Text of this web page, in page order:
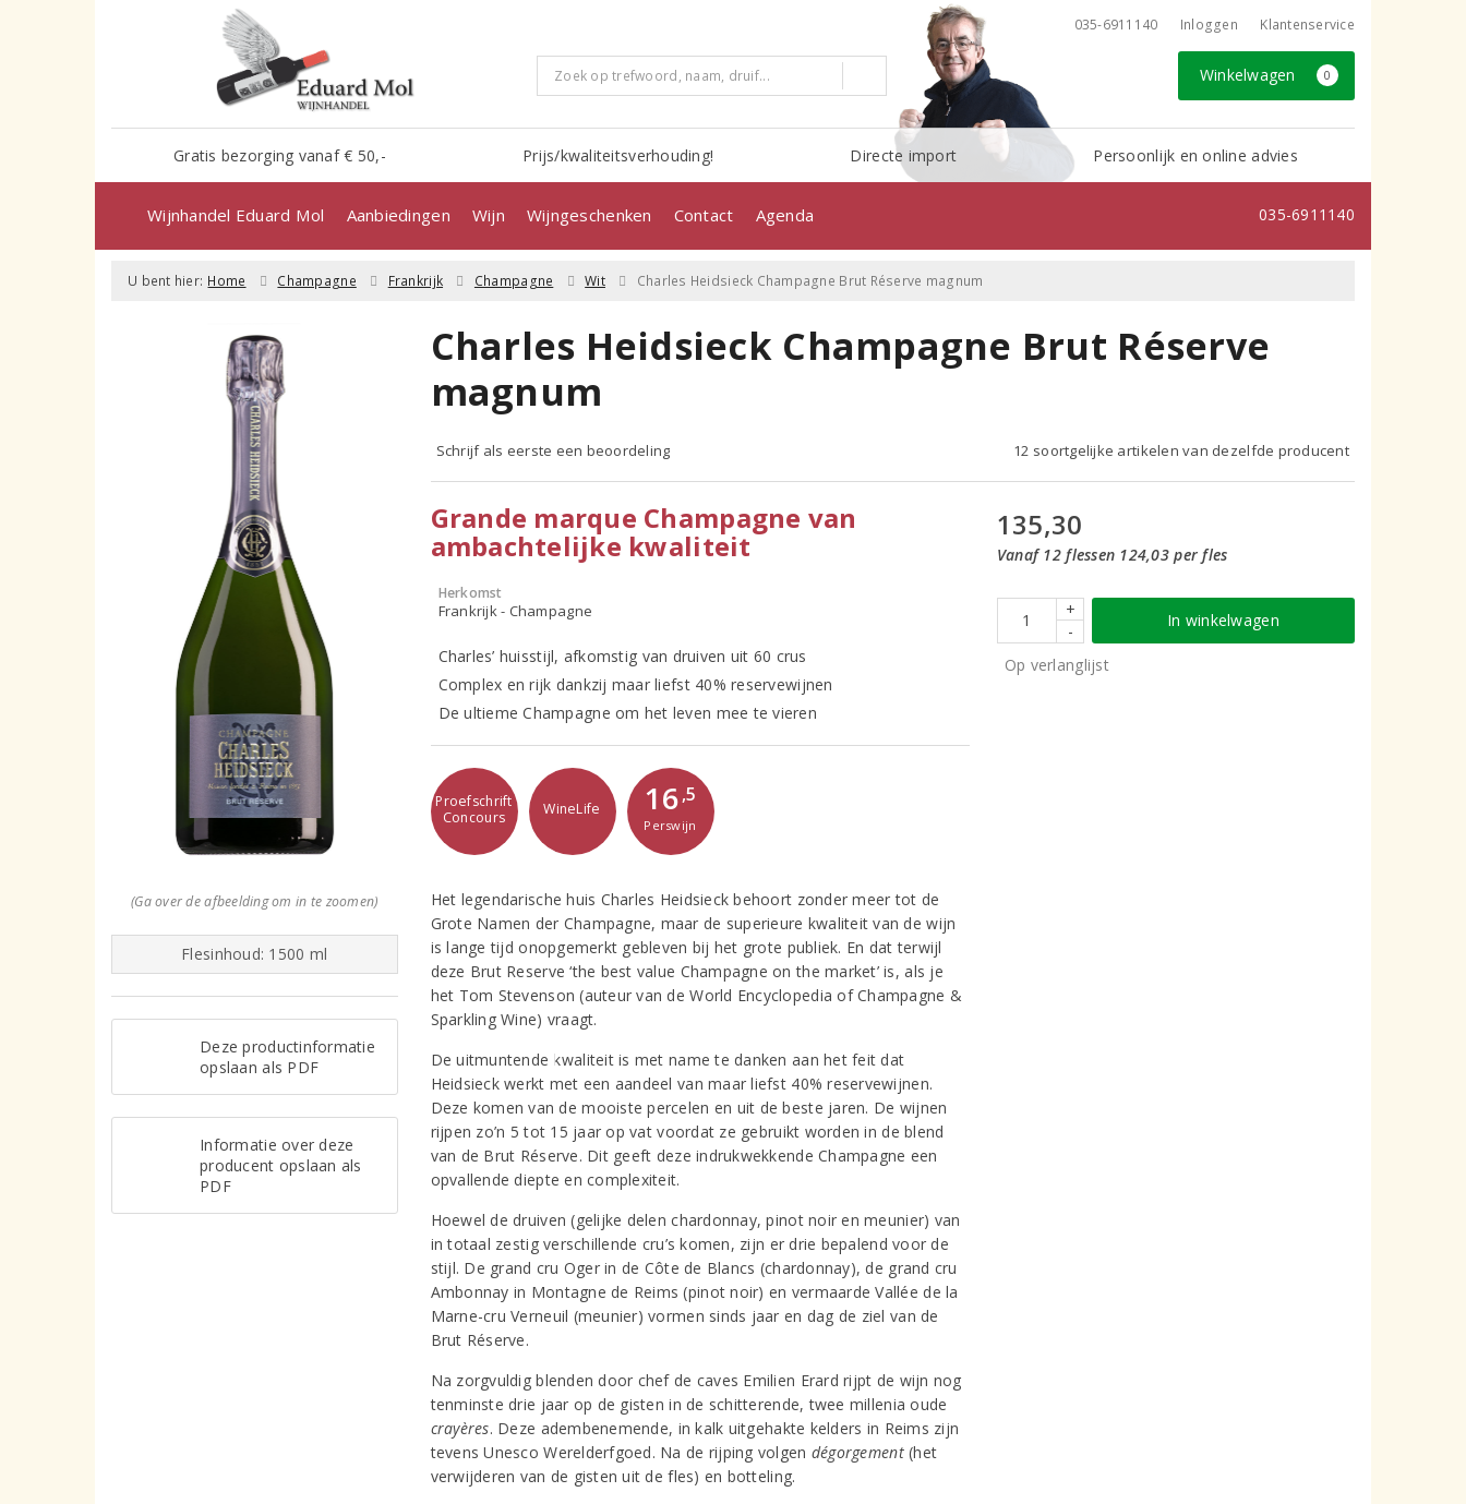
035-6911140 Inloggen Klantenservice
Winkelwagen 0
Gratis bezorging vanaf € 50,- Prijs/kwaliteitsverhouding! Directe import Persoonlijk en online advies
Wijnhandel Eduard Mol Aanbiedingen Wijn Wijngeschenken Contact Agenda 035-6911140
U bent hier: Home Champagne Frankrijk Champagne Wit Charles Heidsieck Champagne Brut Réserve magnum
(Ga over de afbeelding om in te zoomen)
Flesinhoud: 1500 ml
Deze productinformatie
opslaan als PDF
Informatie over deze
producent opslaan als
PDF
Charles Heidsieck Champagne Brut Réserve
magnum
Schrijf als eerste een beoordeling 12 soortgelijke artikelen van dezelfde producent
Grande marque Champagne van
ambachtelijke kwaliteit
Herkomst
Frankrijk - Champagne
Charles’ huisstijl, afkomstig van druiven uit 60 crus
Complex en rijk dankzij maar liefst 40% reservewijnen
De ultieme Champagne om het leven mee te vieren
Proefschrift
Concours
WineLife 16,5
Perswijn
Het legendarische huis Charles Heidsieck behoort zonder meer tot de
Grote Namen der Champagne, maar de superieure kwaliteit van de wijn
is lange tijd onopgemerkt gebleven bij het grote publiek. En dat terwijl
deze Brut Reserve ‘the best value Champagne on the market’ is, als je
het Tom Stevenson (auteur van de World Encyclopedia of Champagne &
Sparkling Wine) vraagt.
De uitmuntende kwaliteit is met name te danken aan het feit dat
Heidsieck werkt met een aandeel van maar liefst 40% reservewijnen.
Deze komen van de mooiste percelen en uit de beste jaren. De wijnen
rijpen zo’n 5 tot 15 jaar op vat voordat ze gebruikt worden in de blend
van de Brut Réserve. Dit geeft deze indrukwekkende Champagne een
opvallende diepte en complexiteit.
Hoewel de druiven (gelijke delen chardonnay, pinot noir en meunier) van
in totaal zestig verschillende cru’s komen, zijn er drie bepalend voor de
stijl. De grand cru Oger in de Côte de Blancs (chardonnay), de grand cru
Ambonnay in Montagne de Reims (pinot noir) en vermaarde Vallée de la
Marne-cru Verneuil (meunier) vormen sinds jaar en dag de ziel van de
Brut Réserve.
Na zorgvuldig blenden door chef de caves Emilien Erard rijpt de wijn nog
tenminste drie jaar op de gisten in de schitterende, twee millenia oude
crayères. Deze adembenemende, in kalk uitgehakte kelders in Reims zijn
tevens Unesco Werelderfgoed. Na de rijping volgen dégorgement(het
verwijderen van de gisten uit de fles) en botteling.
135,30
Vanaf 12 flessen 124,03 per fles
+
-
In winkelwagen
Op verlanglijst